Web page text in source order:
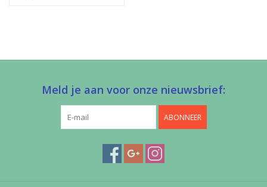
Meld je aan voor onze nieuwsbrief:
ABONNEER